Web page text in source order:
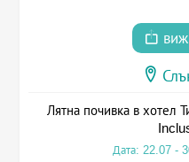
Лятна почивка в хотел
Дата: 22.07 -